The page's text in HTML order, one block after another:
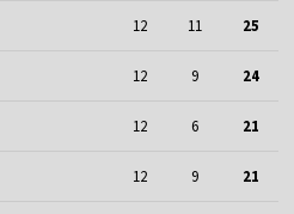
12 11 25
12 9 24
12 6 21
12 9 21